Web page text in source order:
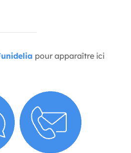
pour apparaître ici